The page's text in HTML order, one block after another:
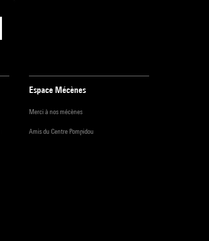
Espace Mécènes
Merci à nos mécènes
Amis du Centre Pompidou